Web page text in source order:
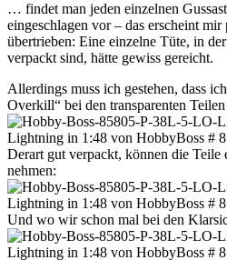
… findet man jeden einzelnen
eingeschlagen vor – das erscheint
übertrieben: Eine einzelne Tüte, in
verpackt sind, hätte gewiss gereicht.
Allerdings muss ich gestehen, dass
Overkill“ bei den transparenten
Derart gut verpackt, können die Teile
nehmen:
Und wo wir schon mal bei den